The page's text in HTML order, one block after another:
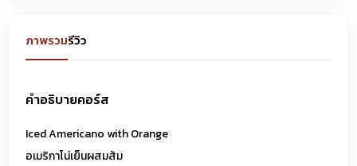
ภาพรวมรีวิว
คำอธิบายคอร์ส
Iced Americano with Orange
อเมริกาโน่เย็นผสมส้ม